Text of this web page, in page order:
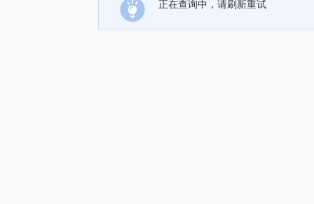
正在查询中，请刷新重试